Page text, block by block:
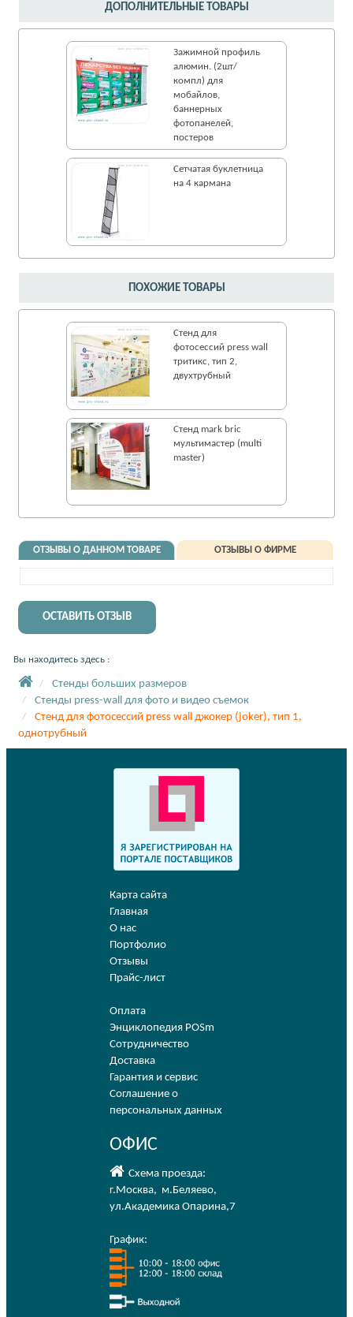
ПОХОЖИЕ ТОВАРЫ
Стенд для
фотосессий press wall
тритикс, тип 2,
двухтрубный
Стенд mark bric
мультимастер (multi
master)
ДОПОЛНИТЕЛЬНЫЕ ТОВАРЫ
Зажимной профиль
алюмин. (2шт/
компл) для
мобайлов,
баннерных
фотопанелей,
постеров
Сетчатая буклетница
на 4 кармана
ОТЗЫВЫ О ДАННОМ ТОВАРЕ ОТЗЫВЫ О ФИРМЕ
ОСТАВИТЬ ОТЗЫВ
Вы находитесь здесь :
Стенды больших размеров
Стенды press-wall для фото и видео съемок
Стенд для фотосессий press wall джокер (joker), тип 1,
однотрубный
Карта сайта
Главная
О нас
Портфолио
Отзывы
Прайс-лист
Оплата
Энциклопедия POSm
Сотрудничество
Доставка
Гарантия и сервис
Соглашение о
персональных данных
ОФИС
Схема проезда:
г.Москва, м.Беляево,
ул.Академика Опарина,7
График: